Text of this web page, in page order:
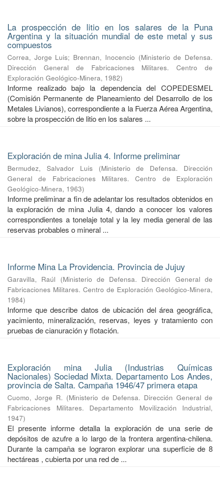
La prospección de litio en los salares de la Puna
Argentina y la situación mundial de este metal y sus
compuestos
Correa, Jorge Luis; Brennan, Inocencio (Ministerio de Defensa.
Dirección General de Fabricaciones Militares. Centro de
Exploración Geológico-Minera, 1982)
Informe realizado bajo la dependencia del COPEDESMEL
(Comisión Permanente de Planeamiento del Desarrollo de los
Metales Livianos), correspondiente a la Fuerza Aérea Argentina,
sobre la prospección de litio en los salares ...
Exploración de mina Julia 4. Informe preliminar
Bermudez, Salvador Luis (Ministerio de Defensa. Dirección
General de Fabricaciones Militares. Centro de Exploración
Geológico-Minera, 1963)
Informe preliminar a fin de adelantar los resultados obtenidos en
la exploración de mina Julia 4, dando a conocer los valores
correspondientes a tonelaje total y la ley media general de las
reservas probables o mineral ...
Informe Mina La Providencia. Provincia de Jujuy
Garavilla, Raúl (Ministerio de Defensa. Dirección General de
Fabricaciones Militares. Centro de Exploración Geológico-Minera,
1984)
Informe que describe datos de ubicación del área geográfica,
yacimiento, mineralización, reservas, leyes y tratamiento con
pruebas de cianuración y flotación.
Exploración mina Julia (Industrias Químicas
Nacionales) Sociedad Mixta. Departamento Los Andes,
provincia de Salta. Campaña 1946/47 primera etapa
Cuomo, Jorge R. (Ministerio de Defensa. Dirección General de
Fabricaciones Militares. Departamento Movilización Industrial,
1947)
El presente informe detalla la exploración de una serie de
depósitos de azufre a lo largo de la frontera argentina-chilena.
Durante la campaña se lograron explorar una superficie de 8
hectáreas , cubierta por una red de ...